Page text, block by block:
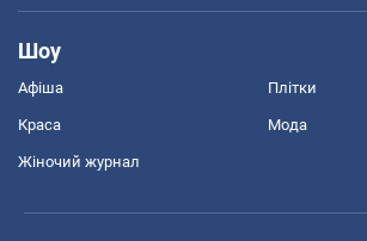
Шоу
Афіша Плітки
Краса Мода
Жіночий журнал